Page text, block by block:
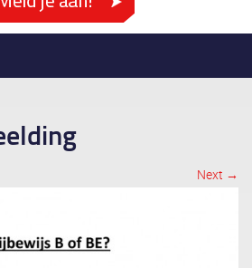
Next →